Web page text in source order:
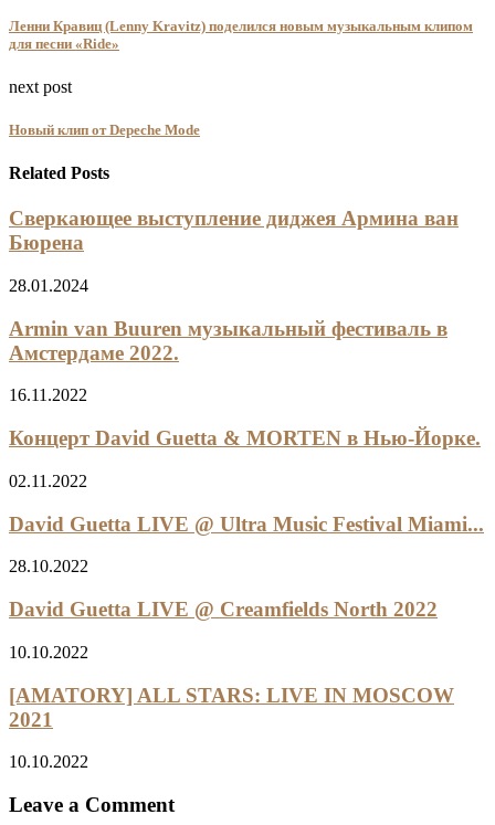
Ленни Кравиц (Lenny Kravitz) поделился новым музыкальным клипом
для песни «Ride»
next post
Новый клип от Depeche Mode
Related Posts
Сверкающее выступление диджея Армина ван
Бюрена
28.01.2024
Armin van Buuren музыкальный фестиваль в
Амстердаме 2022.
16.11.2022
Концерт David Guetta & MORTEN в Нью-Йорке.
02.11.2022
David Guetta LIVE @ Ultra Music Festival Miami...
28.10.2022
David Guetta LIVE @ Creamfields North 2022
10.10.2022
[AMATORY] ALL STARS: LIVE IN MOSCOW
2021
10.10.2022
Leave a Comment